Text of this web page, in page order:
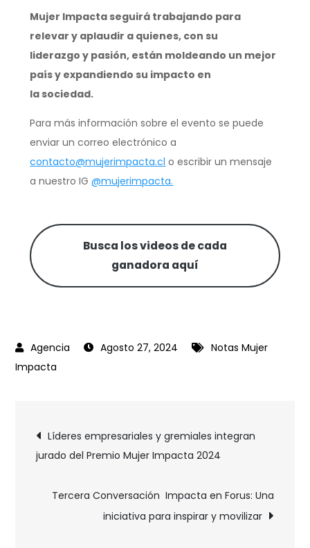
Mujer Impacta seguirá trabajando para
relevar y aplaudir a quienes, con su
liderazgo y pasión, están moldeando un mejor
país y expandiendo su impacto en
la sociedad.
Para más información sobre el evento se puede
enviar un correo electrónico a
contacto@mujerimpacta.cl o escribir un mensaje
a nuestro IG@mujerimpacta.
Busca los videos de cada
ganadora aquí
Agosto 27, 2024
Notas Mujer
Impacta
Líderes empresariales y gremiales integran
jurado del Premio Mujer Impacta 2024
Tercera Conversación Impacta en Forus: Una
iniciativa para inspirar y movilizar